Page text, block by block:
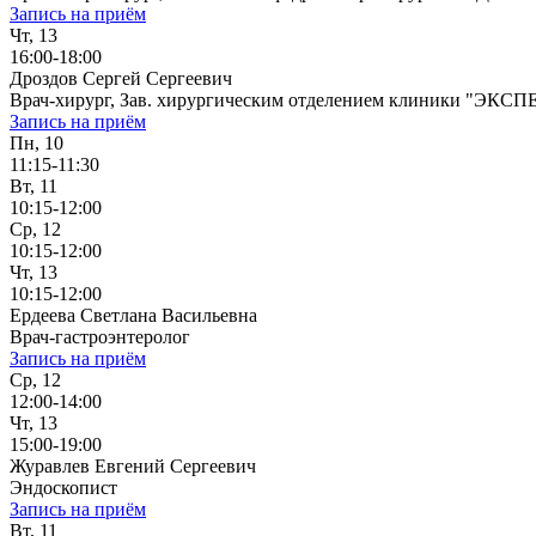
Запись на приём
Чт, 13
16:00-18:00
Дроздов Сергей Сергеевич
Врач-хирург, Зав. хирургическим отделением клиники
Запись на приём
Пн, 10
11:15-11:30
Вт, 11
10:15-12:00
Ср, 12
10:15-12:00
Чт, 13
10:15-12:00
Ердеева Светлана Васильевна
Врач-гастроэнтеролог
Запись на приём
Ср, 12
12:00-14:00
Чт, 13
15:00-19:00
Журавлев Евгений Сергеевич
Эндоскопист
Запись на приём
Вт, 11